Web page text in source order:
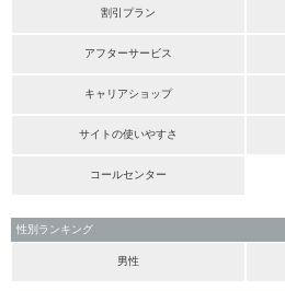
割引プラン
アフターサービス
キャリアショップ
サイトの使いやすさ
コールセンター
性別ランキング
男性